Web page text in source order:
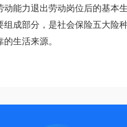
能力退出劳动岗位后的基本
成部分，是社会保险五大
生活来源。